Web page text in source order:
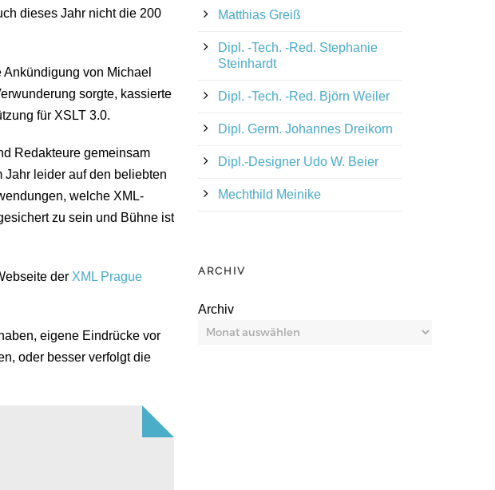
dieses Jahr nicht die 200
von Michael
sorgte, kassierte
für XSLT 3.0.
Redakteure gemeinsam
leider auf den beliebten
welche XML-
zu sein und Bühne ist
der XML Prague
eigene Eindrücke vor
oder besser verfolgt die
Matthias Greiß
Dipl. -Tech. -Red. Stephanie
Steinhardt
Dipl. -Tech. -Red. Björn Weiler
Dipl. Germ. Johannes Dreikorn
Dipl.-Designer Udo W. Beier
Mechthild Meinike
ARCHIV
Archiv